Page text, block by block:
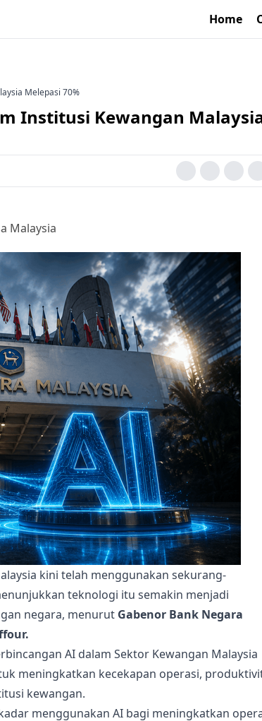
Home
Melepasi 70%
Institusi Kewangan
Malaysia
kini telah menggunakan sekurang-
teknologi itu semakin menjadi
negara, menurut Gabenor Bank Negara
AI dalam Sektor Kewangan Malaysia
meningkatkan kecekapan operasi,
kewangan.
menggunakan AI bagi meningkatkan